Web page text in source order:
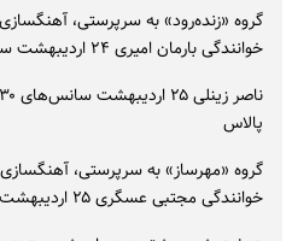
گروه «زنده‌رود» به سرپرستی،
خوانندگی بارمان امیری ۲۴ اردیبهشت ساعت ۲۰ در تالار ‌رودکی
پالاس
گروه «مهرساز» به سرپرستی، آهنگسازی
خوانندگی مجتبی عسگری ۲۵ اردیبهشت ساعت ۲۱:۳۰ در تالار ‌وحدت